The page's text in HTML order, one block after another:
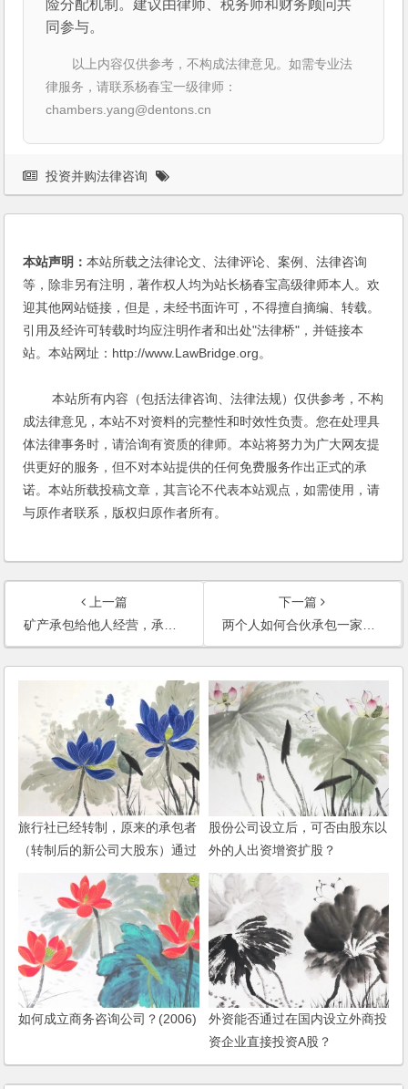
险分配机制。建议由律师、税务师和财务顾问共
同参与。
以上内容仅供参考，不构成法律意见。如需专业法
律服务，请联系杨春宝一级律师：
chambers.yang@dentons.cn
投资并购法律咨询
本站声明：本站所载之法律论文、法律评论、案例、法律咨询
等，除非另有注明，著作权人均为站长杨春宝高级律师本人。欢
迎其他网站链接，但是，未经书面许可，不得擅自摘编、转载。
引用及经许可转载时均应注明作者和出处"法律桥"，并链接本
站。本站网址：http://www.LawBridge.org。
本站所有内容（包括法律咨询、法律法规）仅供参考，不构
成法律意见，本站不对资料的完整性和时效性负责。您在处理具
体法律事务时，请洽询有资质的律师。本站将努力为广大网友提
供更好的服务，但不对本站提供的任何免费服务作出正式的承
诺。本站所载投稿文章，其言论不代表本站观点，如需使用，请
与原作者联系，版权归原作者所有。
上一篇
矿产承包给他人经营，承包人经常拖欠货款，如何避免矿产受到牵连？
下一篇
两个人如何合伙承包一家企业的分公司？
旅行社已经转制，原来的承包者
（转制后的新公司大股东）通过
伪造证据将债务转到新公司，导
致官司接踵而来，如何应对官
司？能够起诉该股东吗？
股份公司设立后，可否由股东以
外的人出资增资扩股？
如何成立商务咨询公司？(2006)
外资能否通过在国内设立外商投
资企业直接投资A股？